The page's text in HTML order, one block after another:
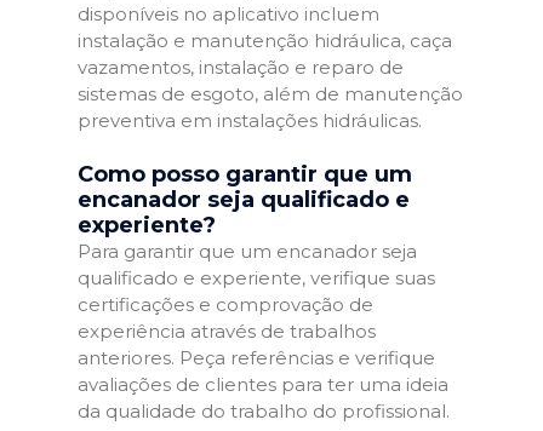
disponíveis no aplicativo incluem
instalação e manutenção hidráulica, caça
vazamentos, instalação e reparo de
sistemas de esgoto, além de manutenção
preventiva em instalações hidráulicas.
Como posso garantir que um
encanador seja qualificado e
experiente?
Para garantir que um encanador seja
qualificado e experiente, verifique suas
certificações e comprovação de
experiência através de trabalhos
anteriores. Peça referências e verifique
avaliações de clientes para ter uma ideia
da qualidade do trabalho do profissional.